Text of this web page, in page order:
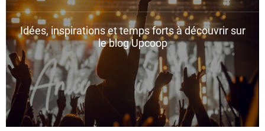
Idées, inspirations et temps forts à découvrir sur
le blog Upcoop